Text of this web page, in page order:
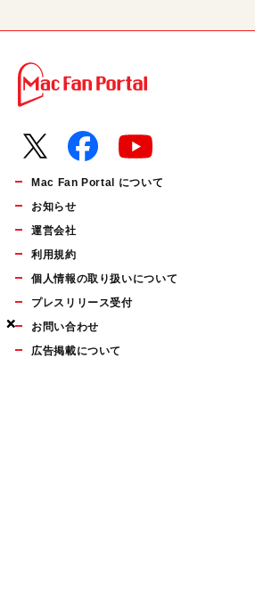
×
×
×
Mac Fan Portal について
お知らせ
運営会社
利用規約
個人情報の取り扱いについて
プレスリリース受付
お問い合わせ
広告掲載について